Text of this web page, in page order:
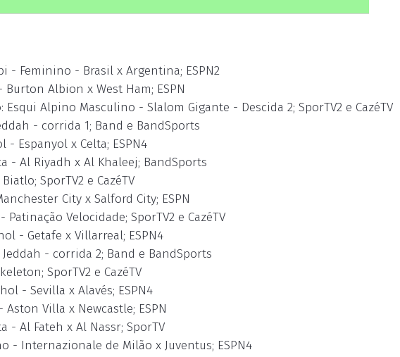
- Feminino - Brasil x Argentina; ESPN2
Albion x West Ham; ESPN
Alpino Masculino - Slalom Gigante - Descida 2; SporTV2 e CazéTV
- corrida 1; Band e BandSports
Espanyol x Celta; ESPN4
- Al Riyadh x Al Khaleej; BandSports
SporTV2 e CazéTV
City x Salford City; ESPN
Velocidade; SporTV2 e CazéTV
- Getafe x Villarreal; ESPN4
- corrida 2; Band e BandSports
SporTV2 e CazéTV
- Sevilla x Alavés; ESPN4
Villa x Newcastle; ESPN
- Al Fateh x Al Nassr; SporTV
- Internazionale de Milão x Juventus; ESPN4